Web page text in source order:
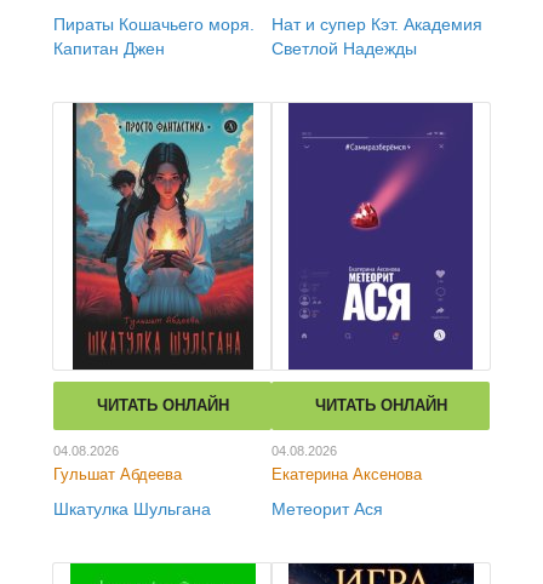
Пираты Кошачьего моря.
Капитан Джен
Нат и супер Кэт. Академия
Светлой Надежды
ЧИТАТЬ ОНЛАЙН
04.08.2026
Гульшат Абдеева
Шкатулка Шульгана
ЧИТАТЬ ОНЛАЙН
04.08.2026
Екатерина Аксенова
Метеорит Ася